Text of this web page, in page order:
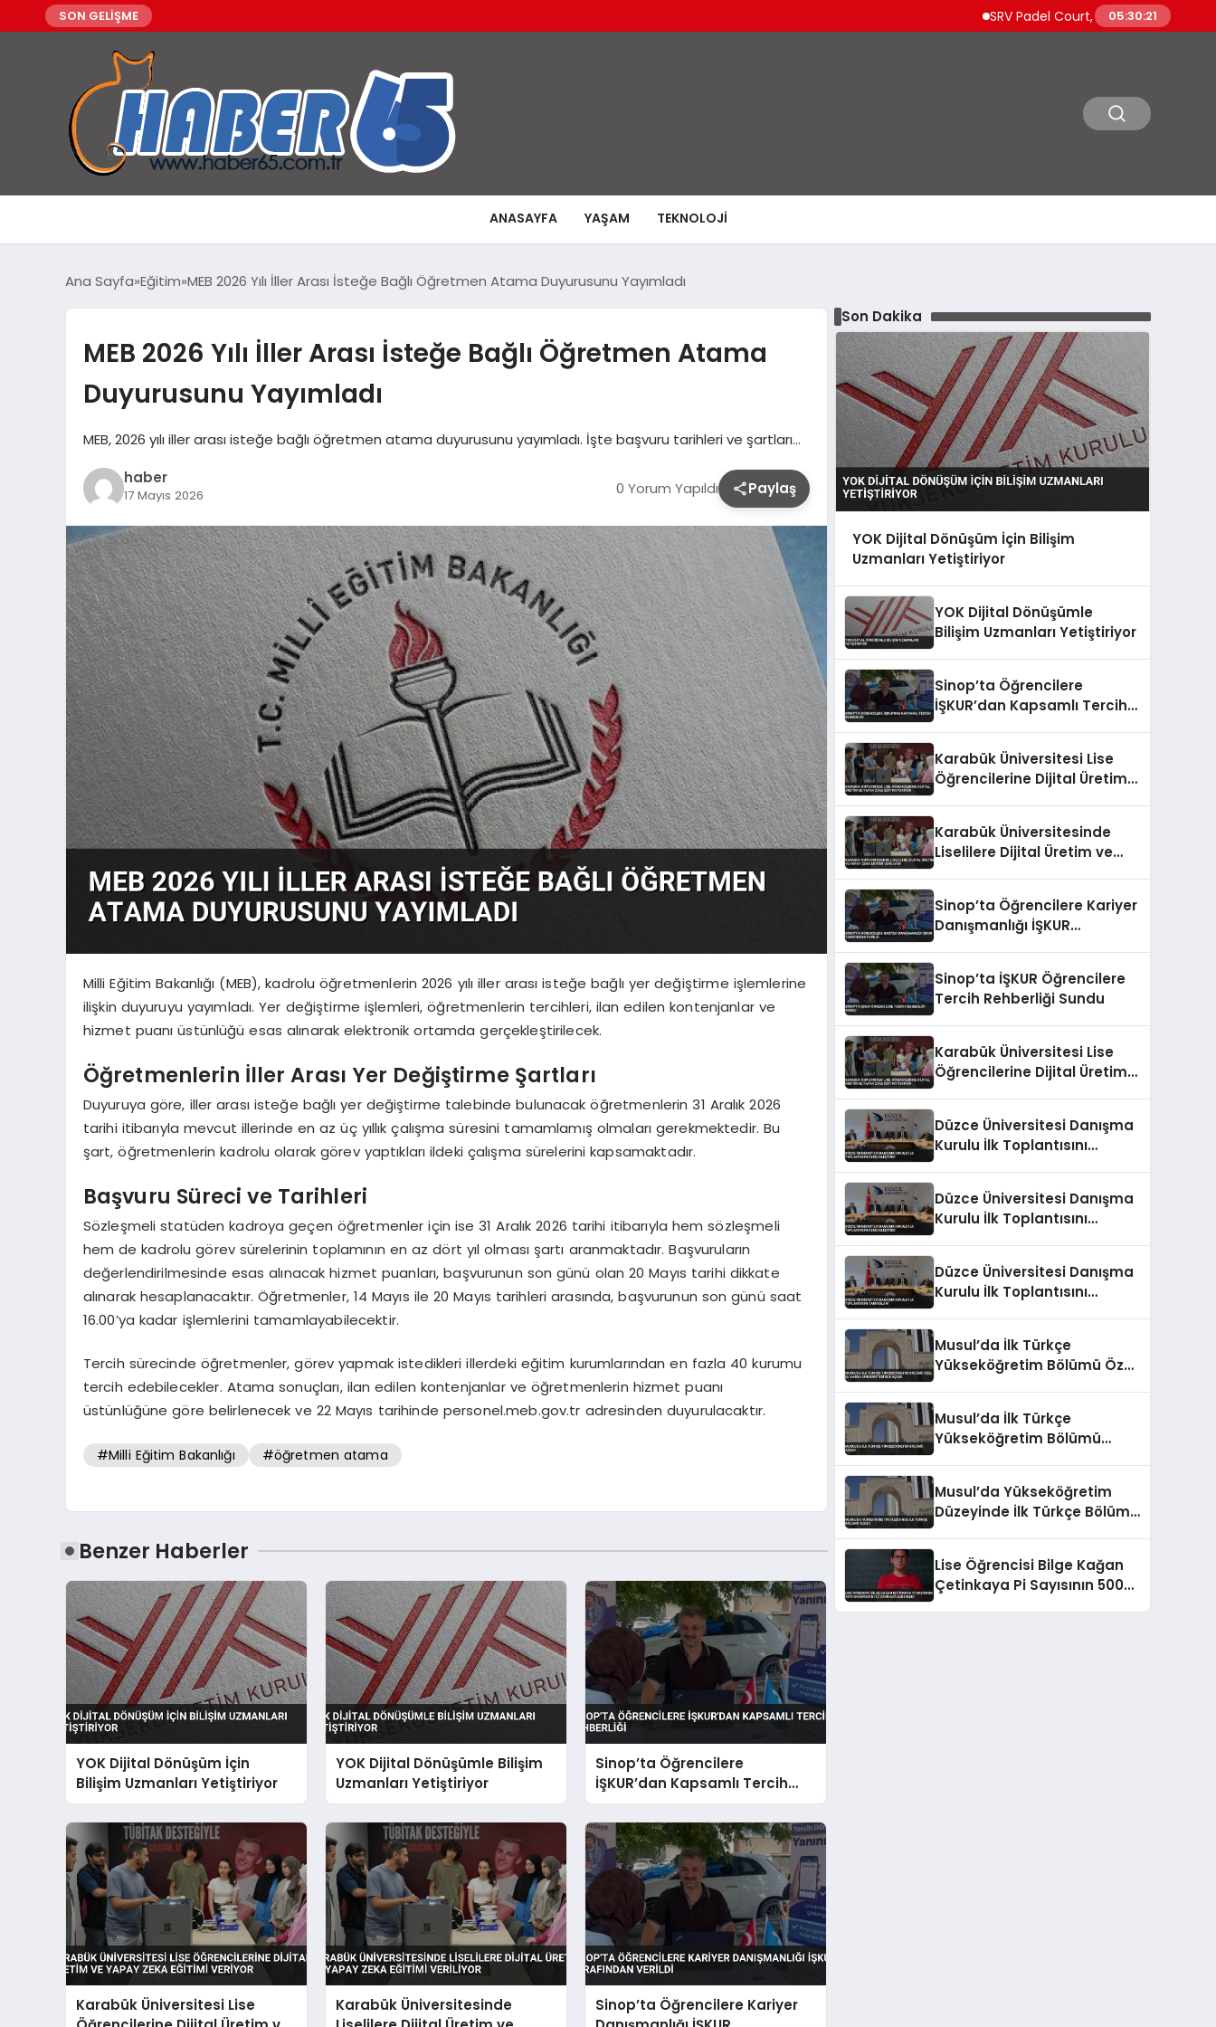
SON GELİŞME SRV Padel Court, 24 Ülkeye İhracat
05:30:22
ANASAYFA YAŞAM TEKNOLOJI
Ana Sayfa Eğitim MEB 2026 Yılı İller Arası İsteğe Bağlı Öğretmen Atama Duyurusunu Yayımladı
MEB 2026 Yılı İller Arası İsteğe Bağlı Öğretmen Atama
Duyurusunu Yayımladı
MEB, 2026 yılı iller arası isteğe bağlı öğretmen atama duyurusunu yayımladı. İşte başvuru tarihleri ve şartları…
haber
17 Mayıs 2026 0 Yorum Yapıldı Paylaş
Milli Eğitim Bakanlığı (MEB), kadrolu öğretmenlerin 2026 yılı iller arası isteğe bağlı yer değiştirme işlemlerine
ilişkin duyuruyu yayımladı. Yer değiştirme işlemleri, öğretmenlerin tercihleri, ilan edilen kontenjanlar ve
hizmet puanı üstünlüğü esas alınarak elektronik ortamda gerçekleştirilecek.
Öğretmenlerin İller Arası Yer Değiştirme Şartları
Duyuruya göre, iller arası isteğe bağlı yer değiştirme talebinde bulunacak öğretmenlerin 31 Aralık 2026
tarihi itibarıyla mevcut illerinde en az üç yıllık çalışma süresini tamamlamış olmaları gerekmektedir. Bu
şart, öğretmenlerin kadrolu olarak görev yaptıkları ildeki çalışma sürelerini kapsamaktadır.
Başvuru Süreci ve Tarihleri
Sözleşmeli statüden kadroya geçen öğretmenler için ise 31 Aralık 2026 tarihi itibarıyla hem sözleşmeli
hem de kadrolu görev sürelerinin toplamının en az dört yıl olması şartı aranmaktadır. Başvuruların
değerlendirilmesinde esas alınacak hizmet puanları, başvurunun son günü olan 20 Mayıs tarihi dikkate
alınarak hesaplanacaktır. Öğretmenler, 14 Mayıs ile 20 Mayıs tarihleri arasında, başvurunun son günü saat
16.00’ya kadar işlemlerini tamamlayabilecektir.
Tercih sürecinde öğretmenler, görev yapmak istedikleri illerdeki eğitim kurumlarından en fazla 40 kurumu
tercih edebilecekler. Atama sonuçları, ilan edilen kontenjanlar ve öğretmenlerin hizmet puanı
üstünlüğüne göre belirlenecek ve 22 Mayıs tarihinde personel.meb.gov.tr adresinden duyurulacaktır.
#Milli Eğitim Bakanlığı #öğretmen atama
Benzer Haberler
YOK Dijital Dönüşüm İçin
Bilişim Uzmanları Yetiştiriyor
YOK Dijital Dönüşümle Bilişim
Uzmanları Yetiştiriyor
Sinop’ta Öğrencilere
İŞKUR’dan Kapsamlı Tercih
Rehberliği
Karabük Üniversitesi Lise
Karabük Üniversitesinde
Sinop’ta Öğrencilere Kariyer
Son Dakika
YOK Dijital Dönüşüm İçin Bilişim
Uzmanları Yetiştiriyor
YOK Dijital Dönüşümle
Bilişim Uzmanları Yetiştiriyor
Sinop’ta Öğrencilere
İŞKUR’dan Kapsamlı Tercih
Karabük Üniversitesi Lise
Öğrencilerine Dijital Üretim
Karabük Üniversitesinde
Liselilere Dijital Üretim ve
Sinop’ta Öğrencilere Kariyer
Danışmanlığı İŞKUR
Sinop’ta İŞKUR Öğrencilere
Tercih Rehberliği Sundu
Karabük Üniversitesi Lise
Öğrencilerine Dijital Üretim
Düzce Üniversitesi Danışma
Kurulu İlk Toplantısını
Düzce Üniversitesi Danışma
Kurulu İlk Toplantısını
Düzce Üniversitesi Danışma
Kurulu İlk Toplantısını
Musul’da İlk Türkçe
Yükseköğretim Bölümü Özel
Musul’da İlk Türkçe
Yükseköğretim Bölümü
Musul’da Yükseköğretim
Düzeyinde İlk Türkçe Bölümü
Lise Öğrencisi Bilge Kağan
Çetinkaya Pi Sayısının 5000